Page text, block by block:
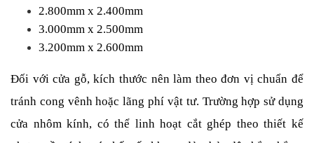
2.800mm x 2.400mm
3.000mm x 2.500mm
3.200mm x 2.600mm
Đối với cửa gỗ, kích thước nên làm theo đơn vị chuẩn để
tránh cong vênh hoặc lãng phí vật tư. Trường hợp sử dụng
cửa nhôm kính, có thể linh hoạt cắt ghép theo thiết kế